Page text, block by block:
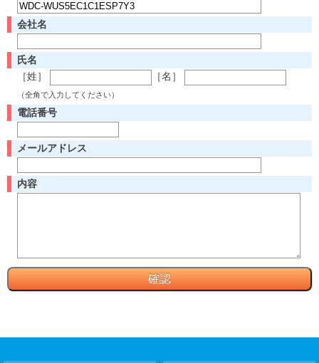
会社名
氏名
［姓］
［名］
（全角で入力してください）
電話番号
メールアドレス
内容